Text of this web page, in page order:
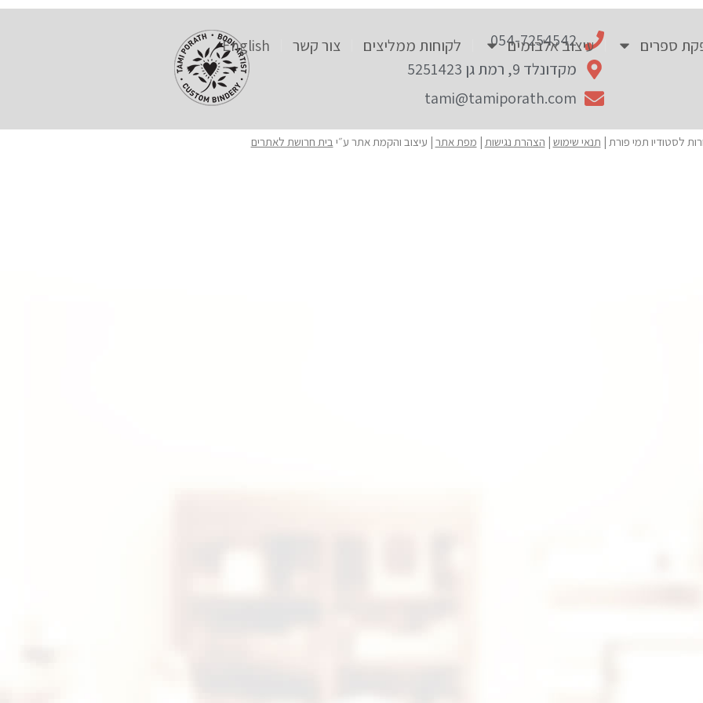
ספרים עיצוב אלבומים לקוחות ממליצים צור קשר English
054-7254542
מקדונלד 9, רמת גן 5251423
tami@tamiporath.com
תנאי שימוש | הצהרת נגישות | מפת אתר | עיצוב והקמת אתר ע״י בית חרושת לאתרים